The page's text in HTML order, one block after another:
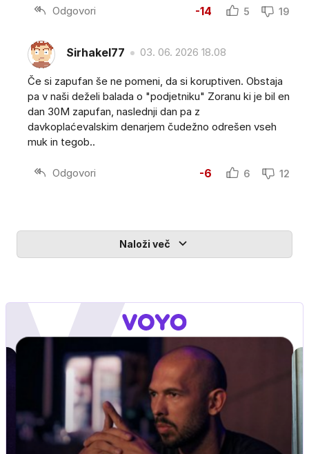
Odgovori -14 5 19
Sirhakel77 03. 06. 2026 18.08
Če si zapufan še ne pomeni, da si koruptiven. Obstaja
pa v naši deželi balada o "podjetniku" Zoranu ki je bil en
dan 30M zapufan, naslednji dan pa z
davkoplaćevalskim denarjem čudežno odrešen vseh
muk in tegob..
Odgovori -6 6 12
Naloži več